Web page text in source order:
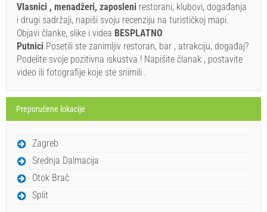
nedelja,
9.8.26. 28°C
ponedeljak,
10.8.26. 27°C vedro
utorak,
11.8.26. 27°C
12.8.26.
četvrtak,
13.8.26.
Vlasnici , menadžeri, zaposleni restorani, klubovi, događanja
i drugi sadržaji, napiši svoju recenziju na turističkoj mapi.
Objavi članke, slike i videa BESPLATNO
Putnici Posetili ste zanimljiv restoran, bar , atrakciju, događaj?
Podelite svoje pozitivna iskustva ! Napišite članak , postavite
video ili fotografije koje ste snimili .
Preporučene lokacije
Zagreb
Srednja Dalmacija
Otok Brač
Split